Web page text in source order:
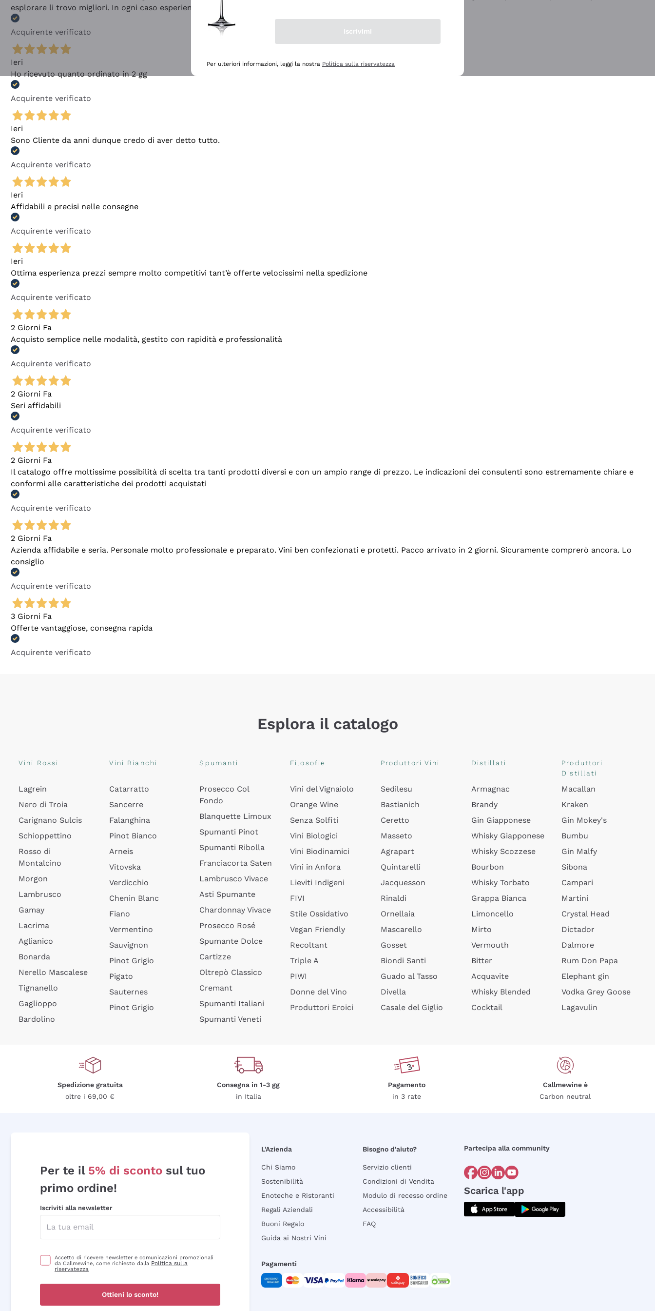
esplorare li trovo migliori. In ogni caso esperienza buona e lo consiglio! 👍
Acquirente verificato
Ieri
Ho ricevuto quanto ordinato in 2 gg
Acquirente verificato
Ieri
Sono Cliente da anni dunque credo di aver detto tutto.
Acquirente verificato
Ieri
Affidabili e precisi nelle consegne
Acquirente verificato
Ieri
Ottima esperienza prezzi sempre molto competitivi tant’è offerte velocissimi nella spedizione
Acquirente verificato
2 Giorni Fa
Acquisto semplice nelle modalità, gestito con rapidità e professionalità
Acquirente verificato
2 Giorni Fa
Seri affidabili
Acquirente verificato
2 Giorni Fa
Il catalogo offre moltissime possibilità di scelta tra tanti prodotti diversi e con un ampio range di prezzo. Le indicazioni dei consulenti sono estremamente chiare e
conformi alle caratteristiche dei prodotti acquistati
Acquirente verificato
2 Giorni Fa
Azienda affidabile e seria. Personale molto professionale e preparato. Vini ben confezionati e protetti. Pacco arrivato in 2 giorni. Sicuramente comprerò ancora. Lo
consiglio
Acquirente verificato
3 Giorni Fa
Offerte vantaggiose, consegna rapida
Acquirente verificato
Esplora il catalogo
Vini Rossi
Lagrein
Nero di Troia
Carignano Sulcis
Schioppettino
Rosso di
Montalcino
Morgon
Lambrusco
Gamay
Lacrima
Aglianico
Bonarda
Nerello Mascalese
Tignanello
Gaglioppo
Bardolino
Vini Bianchi
Catarratto
Sancerre
Falanghina
Pinot Bianco
Arneis
Vitovska
Verdicchio
Chenin Blanc
Fiano
Vermentino
Sauvignon
Pinot Grigio
Pigato
Sauternes
Pinot Grigio
Spumanti
Prosecco Col
Fondo
Blanquette Limoux
Spumanti Pinot
Spumanti Ribolla
Franciacorta Saten
Lambrusco Vivace
Asti Spumante
Chardonnay Vivace
Prosecco Rosé
Spumante Dolce
Cartizze
Oltrepò Classico
Cremant
Spumanti Italiani
Spumanti Veneti
Filosofie
Vini del Vignaiolo
Orange Wine
Senza Solfiti
Vini Biologici
Vini Biodinamici
Vini in Anfora
Lieviti Indigeni
FIVI
Stile Ossidativo
Vegan Friendly
Recoltant
Triple A
PIWI
Donne del Vino
Produttori Eroici
Produttori Vini
Sedilesu
Bastianich
Ceretto
Masseto
Agrapart
Quintarelli
Jacquesson
Rinaldi
Ornellaia
Mascarello
Gosset
Biondi Santi
Guado al Tasso
Divella
Casale del Giglio
Distillati
Armagnac
Brandy
Gin Giapponese
Whisky Giapponese
Whisky Scozzese
Bourbon
Whisky Torbato
Grappa Bianca
Limoncello
Mirto
Vermouth
Bitter
Acquavite
Whisky Blended
Cocktail
Produttori
Distillati
Macallan
Kraken
Gin Mokey's
Bumbu
Gin Malfy
Sibona
Campari
Martini
Crystal Head
Dictador
Dalmore
Rum Don Papa
Elephant gin
Vodka Grey Goose
Lagavulin
Spedizione gratuita
oltre i 69,00 €
Consegna in 1-3 gg
in Italia
Pagamento
in 3 rate
Callmewine è
Carbon neutral
Per te il 5% di sconto sul tuo
primo ordine!
Iscriviti alla newsletter
Accetto di ricevere newsletter e comunicazioni promozionali
da Callmewine, come richiesto dalla Politica sulla
riservatezza
Ottieni lo sconto!
L'Azienda
Chi Siamo
Sostenibilità
Enoteche e Ristoranti
Regali Aziendali
Buoni Regalo
Guida ai Nostri Vini
Bisogno d'aiuto?
Servizio clienti
Condizioni di Vendita
Modulo di recesso ordine
Accessibilità
FAQ
Partecipa alla community
Scarica l'app
Pagamenti
Iscrivimi
Per ulteriori informazioni, leggi la nostra Politica sulla riservatezza